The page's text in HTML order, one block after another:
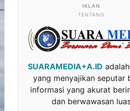
TENTANG
SUARAMEDIA+A.ID
yang menyajikan seputar
informasi yang akurat
dan berwawasan